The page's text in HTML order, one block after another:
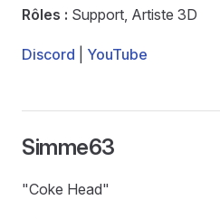
Rôles : Support, Artiste 3D
Discord YouTube
Simme63
"Coke Head"